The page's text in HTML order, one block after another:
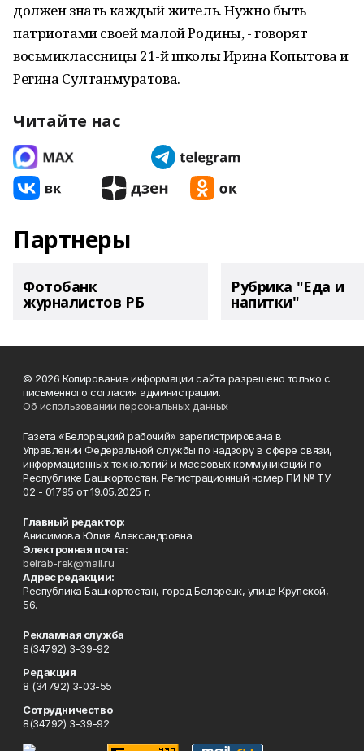
должен знать каждый житель. Нужно быть
патриотами своей малой Родины, - говорят
восьмиклассницы 21-й школы Ирина Копытова и
Регина Султанмуратова.
Читайте нас
Партнеры
Фотобанк
журналистов РБ
Рубрика "Еда и
напитки"
© 2026 Копирование информации сайта разрешено только с
письменного согласия администрации.
Об использовании персональных данных
Газета «Белорецкий рабочий» зарегистрирована в
Управлении Федеральной службы по надзору в сфере связи,
информационных технологий и массовых коммуникаций по
Республике Башкортостан. Регистрационный номер ПИ № ТУ
02 - 01795 от 19.05.2025 г.
Главный редактор:
Анисимова Юлия Александровна
Электронная почта:
belrab-rek@mail.ru
Адрес редакции:
Республика Башкортостан, город Белорецк, улица Крупской,
56.
Рекламная служба
8(34792) 3-39-92
Редакция
8 (34792) 3-03-55
Сотрудничество
8(34792) 3-39-92